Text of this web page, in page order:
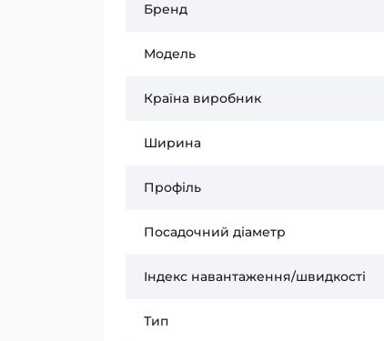
Бренд
Модель
Країна виробник
Ширина
Профіль
Посадочний діаметр
Індекс навантаження/швидкості
Тип